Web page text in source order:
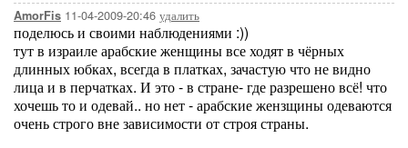
AmorFis 11-04-2009-20:46 удалить
поделюсь и своими наблюдениями :))
тут в израиле арабские женщины все ходят в чёрных
длинных юбках, всегда в платках, зачастую что не видно
лица и в перчатках. И это - в стране- где разрешено всё! что
хочешь то и одевай.. но нет - арабские жензщины одеваются
очень строго вне зависимости от строя страны.